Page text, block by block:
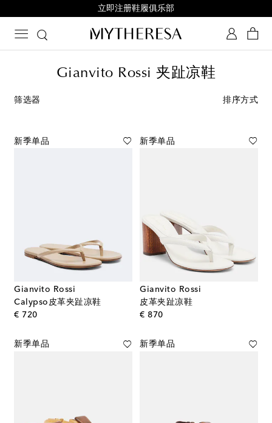
立即注册鞋履俱乐部
Gianvito Rossi 夹趾凉鞋
筛选器 排序方式
新季单品
Gianvito Rossi
Calypso皮革夹趾凉鞋
€ 720original price
新季单品
Gianvito Rossi
皮革夹趾凉鞋
€ 870original price
新季单品 新季单品